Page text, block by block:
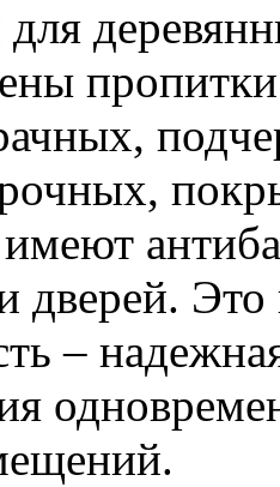
дверей. Это
–